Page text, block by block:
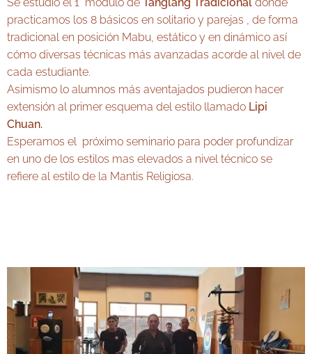
practicamos los 8 básicos en solitario y parejas , de forma
tradicional en posición Mabu, estático y en dinámico así
cómo diversas técnicas más avanzadas acorde al nivel de
cada estudiante.
Asimismo lo alumnos más aventajados pudieron hacer
extensión al primer esquema del estilo llamado Lipi
Chuan.
Esperamos el próximo seminario para poder profundizar
en uno de los estilos mas elevados a nivel técnico se
refiere al estilo de la Mantis Religiosa.